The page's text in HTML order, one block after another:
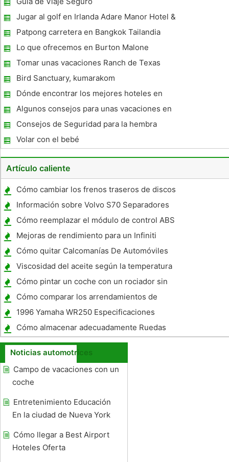
Jugar al golf en Irlanda Adare Manor Hotel &
Golf Resort
Patpong carretera en Bangkok Tailandia
Lo que ofrecemos en Burton Malone
Billetes de avión
Tomar unas vacaciones Ranch de Texas
Bird Sanctuary, kumarakom
Dónde encontrar los mejores hoteles en
Rodas, Grecia y hoteles en la isla de Rodas
Algunos consejos para unas vacaciones en
familia Suave
Consejos de Seguridad para la hembra
Travelers
Volar con el bebé
Artículo caliente
Cómo cambiar los frenos traseros de discos
en un Malibu 2005
Información sobre Volvo S70 Separadores
de ruedas
Cómo reemplazar el módulo de control ABS
en un 2003 Mustang V6
Mejoras de rendimiento para un Infiniti
EX35
Cómo quitar Calcomanías De Automóviles
Viscosidad del aceite según la temperatura
Cómo pintar un coche con un rociador sin
aire
Cómo comparar los arrendamientos de
coches
1996 Yamaha WR250 Especificaciones
Cómo almacenar adecuadamente Ruedas
Noticias automotrices
Campo de vacaciones con un
coche
Entretenimiento Educación
En la ciudad de Nueva York
Cómo llegar a Best Airport
Hoteles Oferta